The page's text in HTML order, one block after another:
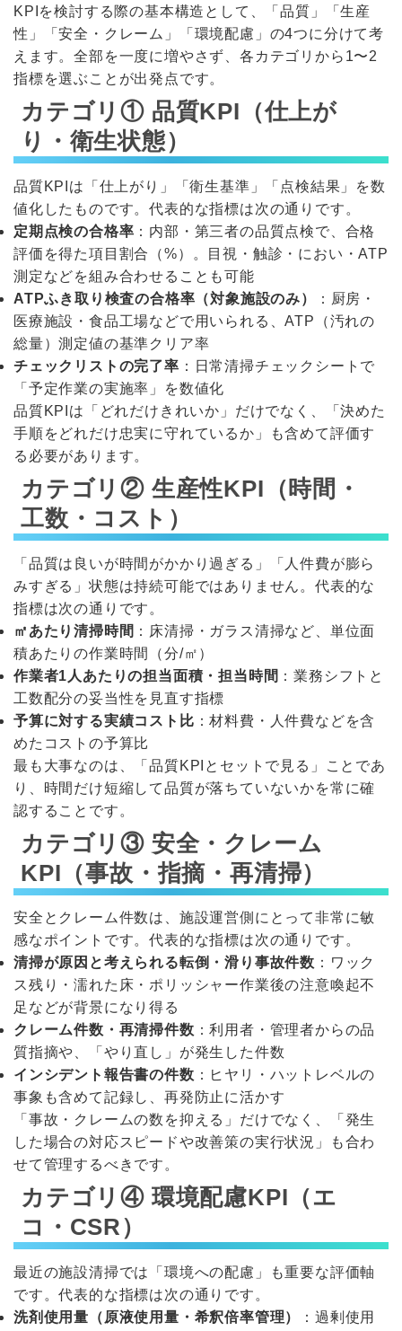
KPIを検討する際の基本構造として、「品質」「生産
性」「安全・クレーム」「環境配慮」の4つに分けて考
えます。全部を一度に増やさず、各カテゴリから1〜2
指標を選ぶことが出発点です。
カテゴリ① 品質KPI（仕上が
り・衛生状態）
品質KPIは「仕上がり」「衛生基準」「点検結果」を数
値化したものです。代表的な指標は次の通りです。
定期点検の合格率 ：内部・第三者の品質点検で、合格
評価を得た項目割合（%）。目視・触診・におい・ATP
測定などを組み合わせることも可能
ATPふき取り検査の合格率（対象施設のみ）
：厨房・
医療施設・食品工場などで用いられる、ATP（汚れの
総量）測定値の基準クリア率
チェックリストの完了率 ：日常清掃チェックシートで
「予定作業の実施率」を数値化
品質KPIは「どれだけきれいか」だけでなく、「決めた
手順をどれだけ忠実に守れているか」も含めて評価す
る必要があります。
カテゴリ② 生産性KPI（時間・
工数・コスト）
「品質は良いが時間がかかり過ぎる」「人件費が膨ら
みすぎる」状態は持続可能ではありません。代表的な
指標は次の通りです。
㎡あたり清掃時間 ：床清掃・ガラス清掃など、単位面
積あたりの作業時間（分/㎡）
作業者1人あたりの担当面積・担当時間 ：業務シフトと
工数配分の妥当性を見直す指標
予算に対する実績コスト比 ：材料費・人件費などを含
めたコストの予算比
最も大事なのは、「品質KPIとセットで見る」ことであ
り、時間だけ短縮して品質が落ちていないかを常に確
認することです。
カテゴリ③ 安全・クレーム
KPI（事故・指摘・再清掃）
安全とクレーム件数は、施設運営側にとって非常に敏
感なポイントです。代表的な指標は次の通りです。
清掃が原因と考えられる転倒・滑り事故件数 ：ワック
ス残り・濡れた床・ポリッシャー作業後の注意喚起不
足などが背景になり得る
クレーム件数・再清掃件数 ：利用者・管理者からの品
質指摘や、「やり直し」が発生した件数
インシデント報告書の件数 ：ヒヤリ・ハットレベルの
事象も含めて記録し、再発防止に活かす
「事故・クレームの数を抑える」だけでなく、「発生
した場合の対応スピードや改善策の実行状況」も合わ
せて管理するべきです。
カテゴリ④ 環境配慮KPI（エ
コ・CSR）
最近の施設清掃では「環境への配慮」も重要な評価軸
です。代表的な指標は次の通りです。
洗剤使用量（原液使用量・希釈倍率管理）
：過剰使用